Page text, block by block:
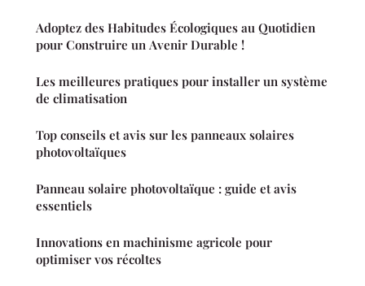
Adoptez des Habitudes Écologiques au Quotidien
pour Construire un Avenir Durable !
Les meilleures pratiques pour installer un système
de climatisation
Top conseils et avis sur les panneaux solaires
photovoltaïques
Panneau solaire photovoltaïque : guide et avis
essentiels
Innovations en machinisme agricole pour
optimiser vos récoltes